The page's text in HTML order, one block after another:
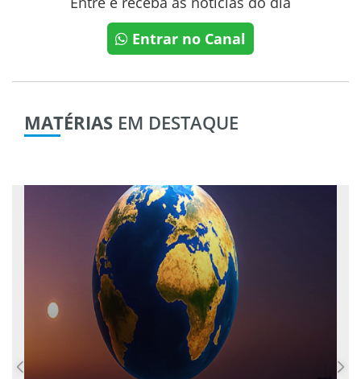
Entrar no Canal
MATÉRIAS EM DESTAQUE